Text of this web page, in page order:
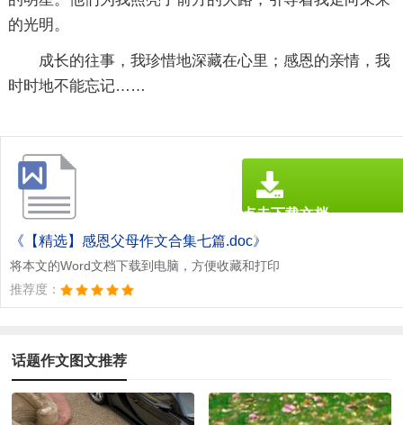
的光明。
成长的往事，我珍惜地深藏在心里；感恩的亲情，我
时时地不能忘记……
《【精选】感恩父母作文合集七篇.doc》
将本文的Word文档下载到电脑，方便收藏和打印
推荐度：
点击下载文档
文档为doc格式
话题作文图文推荐